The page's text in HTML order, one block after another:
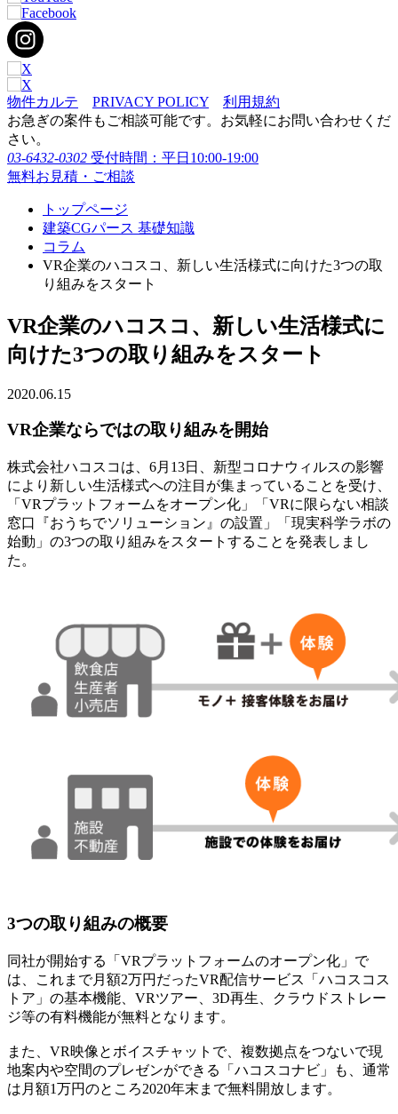
物件カルテ PRIVACY POLICY
利用規約
お急ぎの案件もご相談可能です。お気軽にお問い合わせくだ
さい。
03-6432-0302 受付時間：平日10:00-19:00
無料お見積・ご相談
トップページ
建築CGパース 基礎知識
コラム
VR企業のハコスコ、新しい生活様式に向けた3つの取
り組みをスタート
VR企業のハコスコ、新しい生活様式に
向けた3つの取り組みをスタート
2020.06.15
VR企業ならではの取り組みを開始
株式会社ハコスコは、6月13日、新型コロナウィルスの影響
により新しい生活様式への注目が集まっていることを受け、
「VRプラットフォームをオープン化」「VRに限らない相談
窓口『おうちでソリューション』の設置」「現実科学ラボの
始動」の3つの取り組みをスタートすることを発表しまし
た。
3つの取り組みの概要
同社が開始する「VRプラットフォームのオープン化」で
は、これまで月額2万円だったVR配信サービス「ハコスコス
トア」の基本機能、VRツアー、3D再生、クラウドストレー
ジ等の有料機能が無料となります。
また、VR映像とボイスチャットで、複数拠点をつないで現
地案内や空間のプレゼンができる「ハコスコナビ」も、通常
は月額1万円のところ2020年末まで無料開放します。